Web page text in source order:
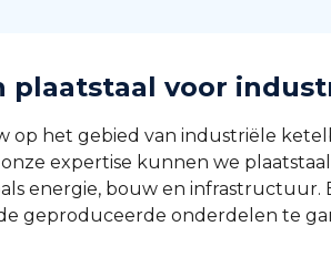
plaatstaal voor
op het gebied van industriële
expertise kunnen we
energie, bouw en
geproduceerde onderdelen te